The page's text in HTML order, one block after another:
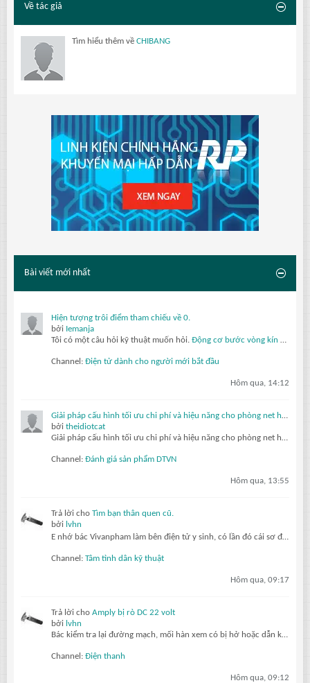
Về tác giả
Tìm hiểu thêm về CHIBANG
Bài viết mới nhất
Hiện tượng trôi điểm tham chiếu về 0.
bởi Iemanja
Tôi có một câu hỏi kỹ thuật muốn hỏi. Động cơ bước vòng kín
Channel: Điện tử dành cho người mới bắt đầu
Hôm qua, 14:12
Giải pháp cấu hình tối ưu chi phí và hiệu năng cho phòng net hiện đại với AMD Ryzen 7 5700G, 5700X và Radeon RX 6500XT, 7600 8GB
bởi theidiotcat
Giải pháp cấu hình tối ưu chi phí và hiệu năng cho phòng net hiện đại với AMD Ryzen 7 5700G, 5700X và Radeon RX 6500XT, 7600 8GB
Channel: Đánh giá sản phẩm DTVN
Hôm qua, 13:55
Trả lời cho Tìm bạn thân quen cũ.
bởi lvhn
E nhớ bác Vivanpham làm bên điện tử y sinh, có lần đó cái sơ đồ máy chụp x quang sao có mấy con thryristor làm gì mà ko ai trả lới đúng cả
Channel: Tâm tình dân kỹ thuật
Hôm qua, 09:17
Trả lời cho Amply bị rò DC 22 volt
bởi lvhn
Bác kiểm tra lại đường mạch, mối hàn xem có bị hở hoặc dẫn không tốt không?
Channel: Điện thanh
Hôm qua, 09:12